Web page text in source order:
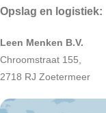
Opslag en logistiek:
Leen Menken B.V.
Chroomstraat 155,
2718 RJ Zoetermeer